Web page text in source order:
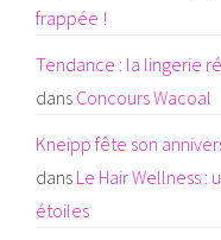
frappée !
Tendance : la lingerie
dans Concours Wacoal
Kneipp fête son
dans Le Hair Wellness
étoiles